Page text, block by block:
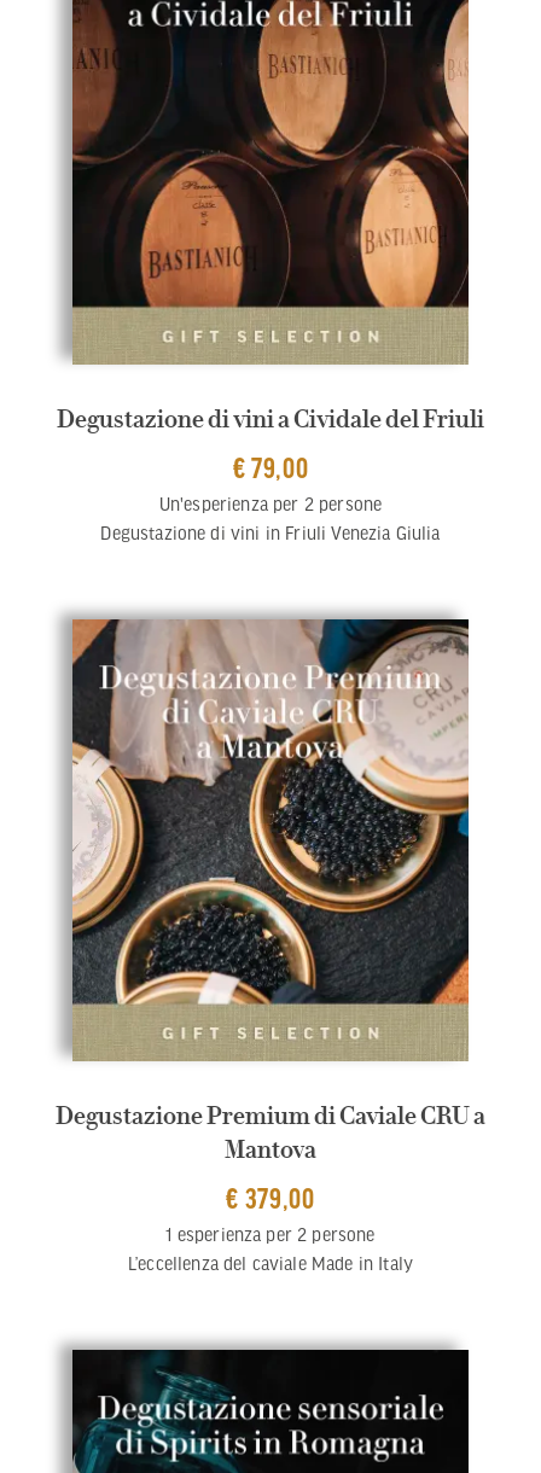
Degustazione di vini a Cividale del Friuli
€ 79,00
Un'esperienza per 2 persone
Degustazione di vini in Friuli Venezia Giulia
Degustazione Premium di Caviale CRU a
Mantova
€ 379,00
1 esperienza per 2 persone
L’eccellenza del caviale Made in Italy